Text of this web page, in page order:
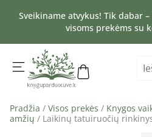
Sveikiname atvykus! Tik dabar
visoms prekėms su
Pradžia / Visos prekės / Knygos
amžių / Laikinų tatuiruočių